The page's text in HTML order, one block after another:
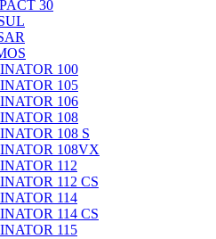
30
100
105
106
108
108 S
108VX
112
112 CS
114
114 CS
115